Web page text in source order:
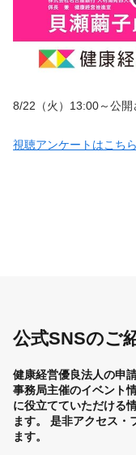
8/22（火）13:00～公開
視聴アンケートはこちら
公式SNSのご
健康経営優良法人の申
事務局主催のイベント情
に役立てていただける
ます。
是非アクセス・
ます。